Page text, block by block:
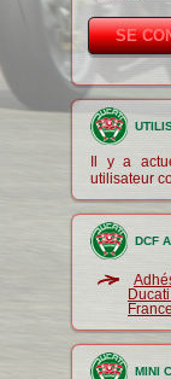
Il y a
utilisateur
DCF
France
MINI